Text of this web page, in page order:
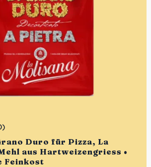
Duro für Pizza, La
aus Hartweizengriess •
Feinkost